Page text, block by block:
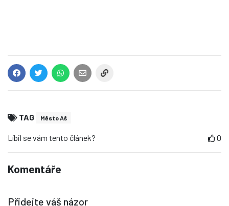
TAG Město Aš
Líbil se vám tento článek? 0
Komentáře
Přidejte váš názor